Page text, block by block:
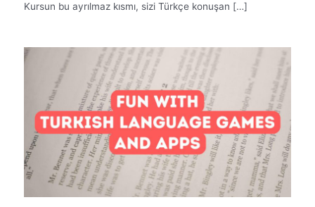
Kursun bu ayrılmaz kısmı, sizi Türkçe konuşan […]